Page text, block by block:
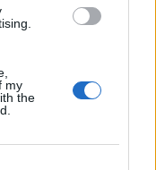
my
the
da parte delle
in Italy -
ai sensi
171 final)